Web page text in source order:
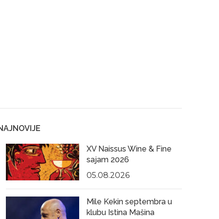
XV Naissus Wine & Fine
sajam 2026
05.08.2026
Mile Kekin septembra u
klubu Istina Mašina